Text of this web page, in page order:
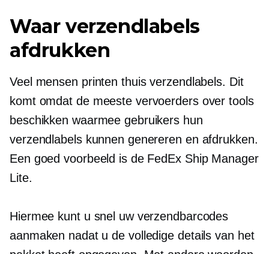
Waar verzendlabels
afdrukken
Veel mensen printen thuis verzendlabels. Dit
komt omdat de meeste vervoerders over tools
beschikken waarmee gebruikers hun
verzendlabels kunnen genereren en afdrukken.
Een goed voorbeeld is de FedEx Ship Manager
Lite.
Hiermee kunt u snel uw verzendbarcodes
aanmaken nadat u de volledige details van het